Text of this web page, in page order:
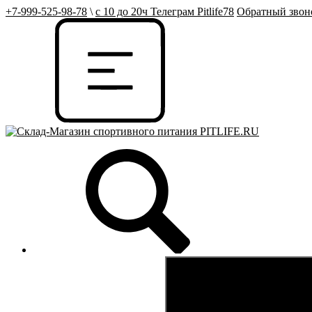
+7-999-525-98-78 \ с 10 до 20ч Телеграм Pitlife78 Обратный